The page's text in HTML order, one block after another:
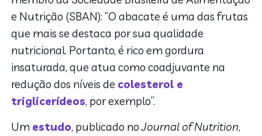
e Nutrição (SBAN): “O abacate é uma das frutas
que mais se destaca por sua qualidade
nutricional. Portanto, é rico em gordura
insaturada, que atua como coadjuvante na
redução dos níveis de colesterol e
triglicerídeos, por exemplo”.
Um estudo, publicado noJournal of Nutrition,